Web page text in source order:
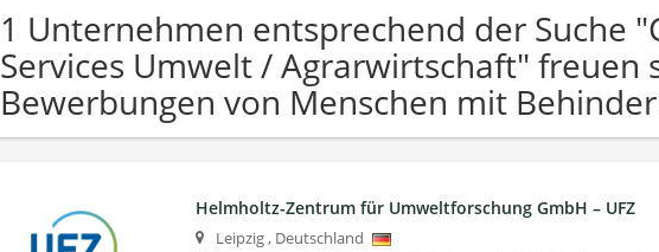
1 Unternehmen entsprechend der Suche
Services Umwelt / Agrarwirtschaft" freuen
Bewerbungen von Menschen mit
Helmholtz-Zentrum für Umweltforschung GmbH – UFZ
Leipzig, Deutschland